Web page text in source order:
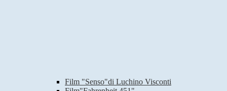
Film "Senso"di Luchino Visconti